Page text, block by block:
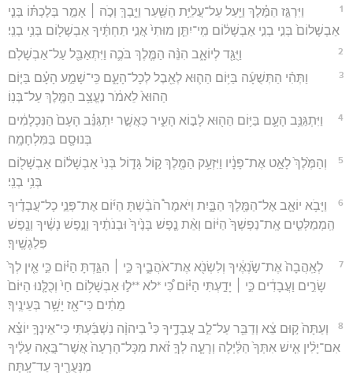
1
וַיִּרְגַּ֣ז הַמֶּ֗לֶךְ וַיַּ֛עַל עַל־עֲלִיַּ֥ת הַשַּׁ֖עַר וַיֵּ֑בְךְּ וְכֹ֣ה ׀ אָמַ֣ר בְּלֶכְתּ֗וֹ בְּנִ֤י
אַבְשָׁלוֹם֙ בְּנִ֣י בְנִ֣י אַבְשָׁל֔וֹם מִֽי־יִתֵּ֤ן מוּתִי֙ אֲנִ֣י תַחְתֶּ֔יךָ אַבְשָׁל֖וֹם בְּנִ֥י בְנִֽי׃
2 וַיֻּגַּ֖ד לְיוֹאָ֑ב הִנֵּ֨ה הַמֶּ֧לֶךְ בֹּכֶ֛ה וַיִּתְאַבֵּ֖ל עַל־אַבְשָׁלֹֽם׃
3
וַתְּהִ֨י הַתְּשֻׁעָ֜ה בַּיּ֥וֹם הַה֛וּא לְאֵ֖בֶל לְכָל־הָעָ֑ם כִּֽי־שָׁמַ֣ע הָעָ֗ם בַּיּ֤וֹם
הַהוּא֙ לֵאמֹ֔ר נֶעֱצַ֥ב הַמֶּ֖לֶךְ עַל־בְּנֽוֹ׃
4
וַיִּתְגַּנֵּ֥ב הָעָ֛ם בַּיּ֥וֹם הַה֖וּא לָב֣וֹא הָעִ֑יר כַּאֲשֶׁ֣ר יִתְגַּנֵּ֗ב הָעָם֙ הַנִּכְלָמִ֔ים
בְּנוּסָ֖ם בַּמִּלְחָמָֽה׃
5
וְהַמֶּ֙לֶךְ֙ לָאַ֣ט אֶת־פָּנָ֔יו וַיִּזְעַ֥ק הַמֶּ֖לֶךְ ק֣וֹל גָּד֑וֹל בְּנִי֙ אַבְשָׁל֔וֹם אַבְשָׁל֖וֹם
בְּנִ֥י בְנִֽי׃
6
וַיָּבֹ֥א יוֹאָ֛ב אֶל־הַמֶּ֖לֶךְ הַבָּ֑יִת וַיֹּאמֶר֩ הֹבַ֨שְׁתָּ הַיּ֜וֹם אֶת־פְּנֵ֣י כָל־עֲבָדֶ֗יךָ
הַֽמְמַלְּטִ֤ים אֶֽת־נַפְשְׁךָ֙ הַיּ֔וֹם וְאֵ֨ת נֶ֤פֶשׁ בָּנֶ֙יךָ֙ וּבְנֹתֶ֔יךָ וְנֶ֣פֶשׁ נָשֶׁ֔יךָ וְנֶ֖פֶשׁ
פִּלַגְשֶֽׁיךָ׃
7
לְאַֽהֲבָה֙ אֶת־שֹׂ֣נְאֶ֔יךָ וְלִשְׂנֹ֖א אֶת־אֹהֲבֶ֑יךָ כִּ֣י ׀ הִגַּ֣דְתָּ הַיּ֗וֹם כִּ֣י אֵ֤ין לְךָ֙
שָׂרִ֣ים וַעֲבָדִ֔ים כִּ֣י ׀ יָדַ֣עְתִּי הַיּ֗וֹם כִּ֠י *לא **ל֣וּ אַבְשָׁל֥וֹם חַי֙ וְכֻלָּ֤נוּ הַיּוֹם֙
מֵתִ֔ים כִּי־אָ֖ז יָשָׁ֥ר בְּעֵינֶֽיךָ׃
8
וְעַתָּה֙ ק֣וּם צֵ֔א וְדַבֵּ֖ר עַל־לֵ֣ב עֲבָדֶ֑יךָ כִּי֩ בַיהוָ֨ה נִשְׁבַּ֜עְתִּי כִּי־אֵינְךָ֣ יוֹצֵ֗א
אִם־יָלִ֨ין אִ֤ישׁ אִתְּךָ֙ הַלַּ֔יְלָה וְרָעָ֧ה לְךָ֣ זֹ֗את מִכָּל־הָרָעָה֙ אֲשֶׁר־בָּ֣אָה עָלֶ֔יךָ
מִנְּעֻרֶ֖יךָ עַד־עָֽתָּה׃